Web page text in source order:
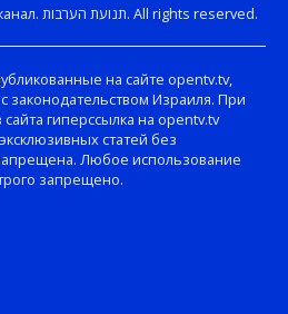
Copyright © Открытый телеканал. תנועת הערבות. All rights reserved.
на сайте opentv.tv,
законодательством Израиля. При
гиперссылка на opentv.tv
статей без
Любое использование
запрещено.